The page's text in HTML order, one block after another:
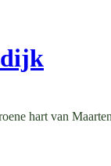
hart van